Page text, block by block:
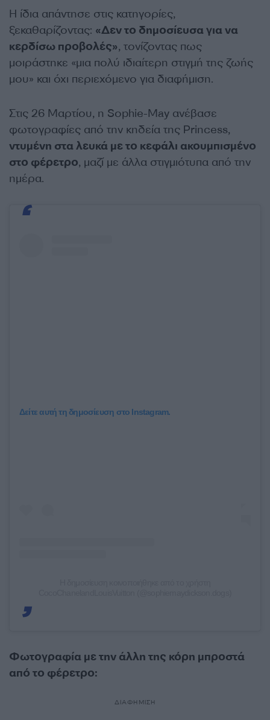
Η ίδια απάντησε στις κατηγορίες,
ξεκαθαρίζοντας: «Δεν το δημοσίευσα για να
κερδίσω προβολές», τονίζοντας πως
μοιράστηκε «μια πολύ ιδιαίτερη στιγμή της ζωής
μου» και όχι περιεχόμενο για διαφήμιση.
Στις 26 Μαρτίου, η Sophie-May ανέβασε
φωτογραφίες από την κηδεία της Princess,
ντυμένη στα λευκά με το κεφάλι ακουμπισμένο
στο φέρετρο, μαζί με άλλα στιγμιότυπα από την
ημέρα.
Δείτε αυτή τη δημοσίευση στο Instagram.
Φωτογραφία με την άλλη της κόρη μπροστά
από το φέρετρο:
ΔΙΑΦΗΜΙΣΗ